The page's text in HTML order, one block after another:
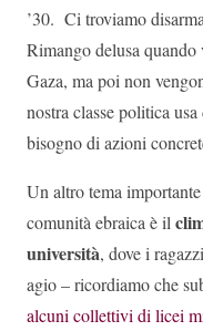
’30. Ci troviamo
Rimango delusa
Gaza, ma poi non
nostra classe politica
bisogno di azioni
Un altro tema
comunità ebraica è il
università, dove i
agio – ricordiamo che
alcuni collettivi di licei